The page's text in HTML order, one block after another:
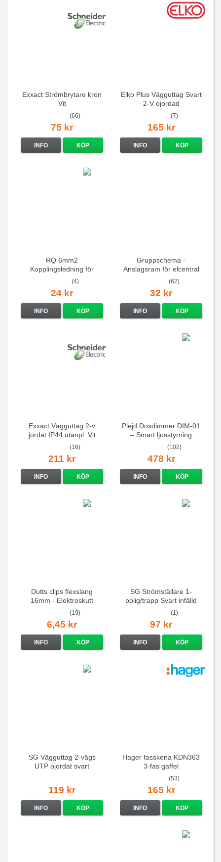
Exxact Strömbrytare kron
Vit
(66)
75 kr
INFO KÖP
Elko Plus Vägguttag Svart
2-V ojordad
(7)
165 kr
INFO KÖP
RQ 6mm2
Kopplingsledning för
elcentraler mm
(4)
24 kr
INFO KÖP
Gruppschema -
Anslagsram för elcentral
(62)
32 kr
INFO KÖP
Exxact Vägguttag 2-v
jordat IP44 utanpl. Vit
(16)
211 kr
INFO KÖP
Plejd Dosdimmer DIM-01
– Smart ljusstyrning
(102)
478 kr
INFO KÖP
Dutts clips flexslang
16mm - Elektroskutt
(19)
6,45 kr
INFO KÖP
SG Strömställare 1-
polig/trapp Svart infälld
(1)
97 kr
INFO KÖP
SG Vägguttag 2-vägs
UTP ojordat svart
119 kr
INFO KÖP
Hager fasskena KDN363
3-fas gaffel
(53)
165 kr
INFO KÖP